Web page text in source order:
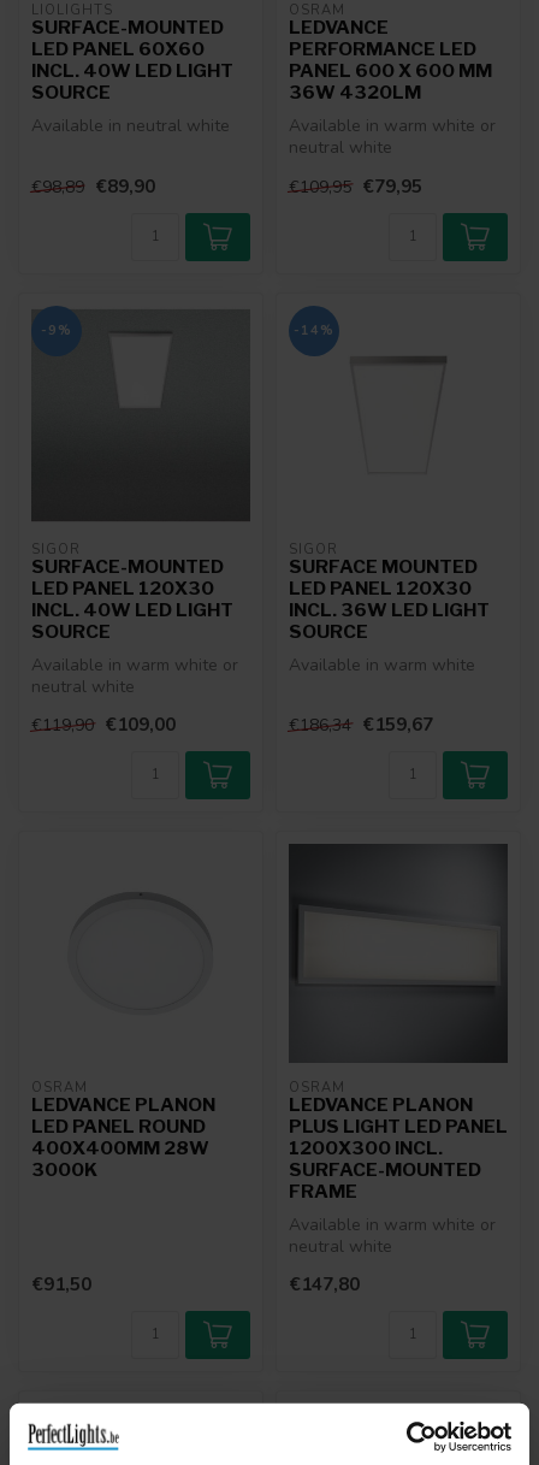
LIOLIGHTS
SURFACE-MOUNTED
LED PANEL 60X60
INCL. 40W LED LIGHT
SOURCE
Available in neutral white
€98,89 €89,90
OSRAM
LEDVANCE
PERFORMANCE LED
PANEL 600 X 600 MM
36W 4320LM
Available in warm white or
neutral white
€109,95 €79,95
-9%
SIGOR
SURFACE-MOUNTED
LED PANEL 120X30
INCL. 40W LED LIGHT
SOURCE
Available in warm white or
neutral white
€119,90 €109,00
-14%
SIGOR
SURFACE MOUNTED
LED PANEL 120X30
INCL. 36W LED LIGHT
SOURCE
Available in warm white
€186,34 €159,67
OSRAM
LEDVANCE PLANON
LED PANEL ROUND
400X400MM 28W
3000K
€91,50
OSRAM
LEDVANCE PLANON
PLUS LIGHT LED PANEL
1200X300 INCL.
SURFACE-MOUNTED
FRAME
Available in warm white or
neutral white
€147,80